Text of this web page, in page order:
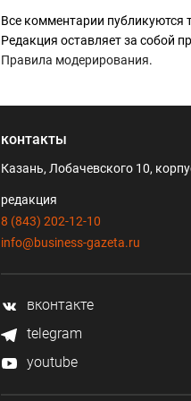
Все комментарии публикуются
Редакция оставляет за собой
Правила модерирования.
контакты
Казань, Лобачевского 10,
редакция
8 (843) 202-12-10
info@business-gazeta.ru
вконтакте
telegram
youtube